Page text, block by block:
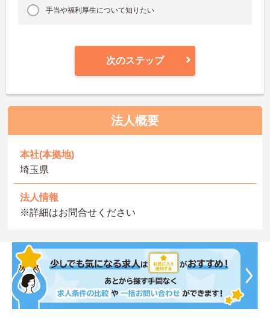
手当や福利厚生について知りたい
次のステップ
法人概要
本社(本拠地)
埼玉県
法人情報
※詳細はお問合せください